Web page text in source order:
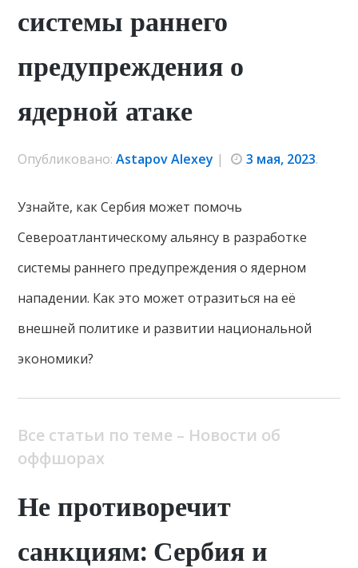
системы раннего
предупреждения о
ядерной атаке
Опубликовано:Astapov Alexey | 3 мая, 2023.
Узнайте, как Сербия может помочь
Североатлантическому альянсу в разработке
системы раннего предупреждения о ядерном
нападении. Как это может отразиться на её
внешней политике и развитии национальной
экономики?
Все статьи по теме – Новости об
оффшорах
Не противоречит
санкциям: Сербия и